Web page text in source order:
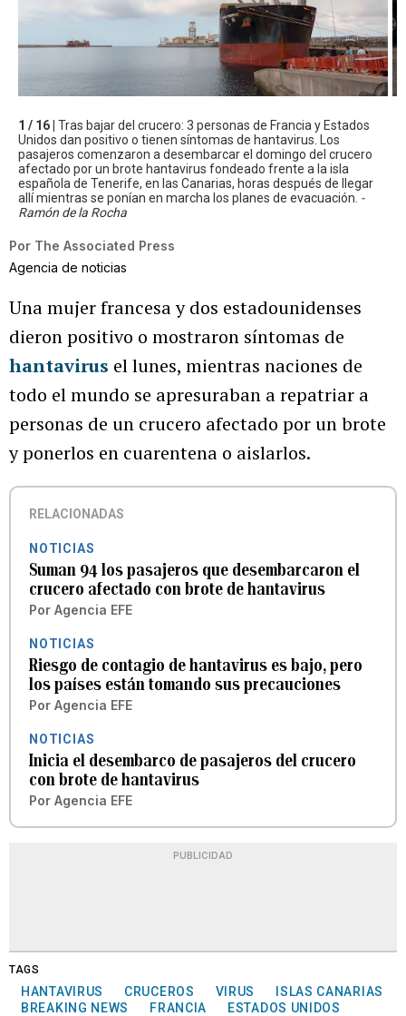
1 / 16 | Tras bajar del crucero: 3 personas de Francia y Estados
Unidos dan positivo o tienen síntomas de hantavirus. Los
pasajeros comenzaron a desembarcar el domingo del crucero
afectado por un brote hantavirus fondeado frente a la isla
española de Tenerife, en las Canarias, horas después de llegar
allí mientras se ponían en marcha los planes de evacuación. -
Ramón de la Rocha
Por The Associated Press
Agencia de noticias
Una mujer francesa y dos estadounidenses
dieron positivo o mostraron síntomas de
hantavirus el lunes, mientras naciones de
todo el mundo se apresuraban a repatriar a
personas de un crucero afectado por un brote
y ponerlos en cuarentena o aislarlos.
RELACIONADAS
NOTICIAS
Suman 94 los pasajeros que desembarcaron el
crucero afectado con brote de hantavirus
Por Agencia EFE
NOTICIAS
Riesgo de contagio de hantavirus es bajo, pero
los países están tomando sus precauciones
Por Agencia EFE
NOTICIAS
Inicia el desembarco de pasajeros del crucero
con brote de hantavirus
Por Agencia EFE
PUBLICIDAD
TAGS
HANTAVIRUS CRUCEROS VIRUS
ISLAS CANARIAS
BREAKING NEWS
FRANCIA ESTADOS UNIDOS